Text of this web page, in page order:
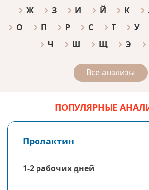
Ж
З И Й К
О
П Р С Т У
Ч
Ш Щ Э
Все анализы
ПОПУЛЯРНЫЕ
Пролактин
1-2 рабочих дней